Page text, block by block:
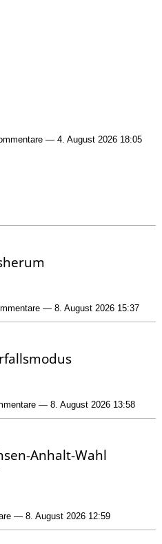
— 4. August 2026 18:05
— 8. August 2026 15:37
— 8. August 2026 13:58
Anhalt-Wahl
— 8. August 2026 12:59